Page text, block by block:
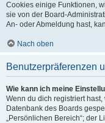
Cookies einige Funktionen,
sie von der Board-
An- oder Abmeldung hast,
Nach oben
Benutzerpräferenzen
Wie kann ich meine
Wenn du dich registriert
Datenbank des Boards
„Persönlichen Bereich“; der